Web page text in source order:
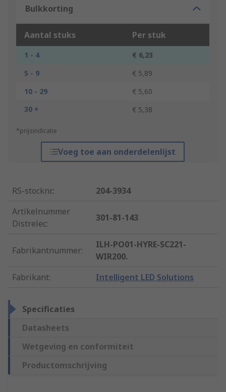
Bulkkorting
Aantal stuks Per stuk
1 - 4
€ 6,23
5 - 9
€ 5,89
10 - 29
€ 5,60
30 +
€ 5,38
*prijsindicatie
Voeg toe aan onderdelenlijst
RS-stocknr.:
204-3934
Artikelnummer
Distrelec:
301-81-143
Fabrikantnummer:
ILH-PO01-HYRE-SC221-
WIR200.
Fabrikant: Intelligent LED Solutions
Specificaties
Datasheets
Wetgeving en conformiteit
Productomschrijving